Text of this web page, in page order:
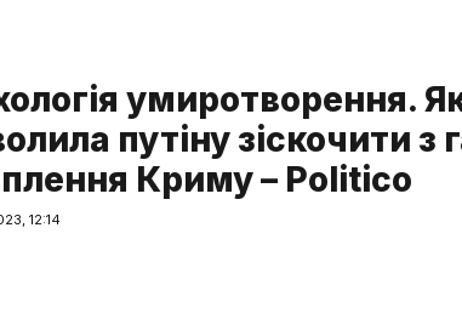
умиротворення.
путіну зіскочити з
Криму – Politico
12:14